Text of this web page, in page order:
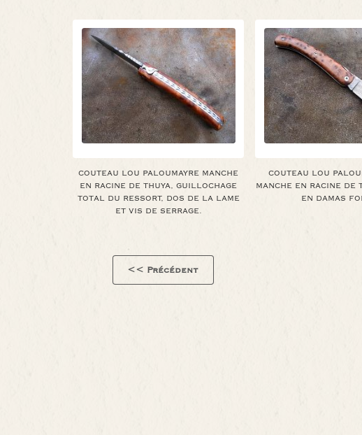
COUTEAU LOU PALOUMAYRE MANCHE
EN RACINE DE THUYA, GUILLOCHAGE
TOTAL DU RESSORT, DOS DE LA LAME
ET VIS DE SERRAGE.
COUTEAU LOU
MANCHE EN RACINE DE
EN DAMAS
<< Précédent